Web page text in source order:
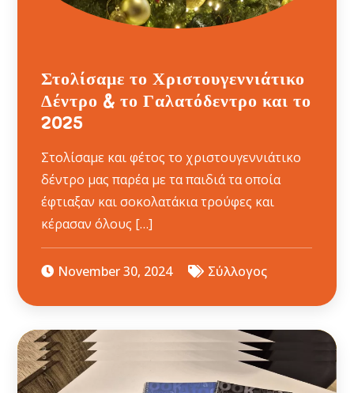
Στολίσαμε το Χριστουγεννιάτικο
Δέντρο & το Γαλατόδεντρο και το
2025
Στολίσαμε και φέτος το χριστουγεννιάτικο
δέντρο μας παρέα με τα παιδιά τα οποία
έφτιαξαν και σοκολατάκια τρούφες και
κέρασαν όλους […]
November 30, 2024 Σύλλογος